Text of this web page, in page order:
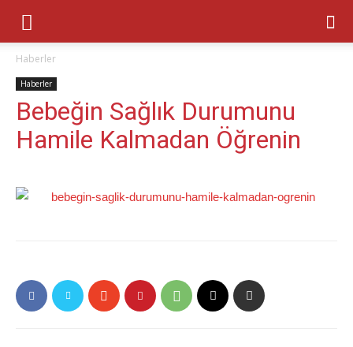
Haberler
Haberler
Bebeğin Sağlık Durumunu
Hamile Kalmadan Öğrenin